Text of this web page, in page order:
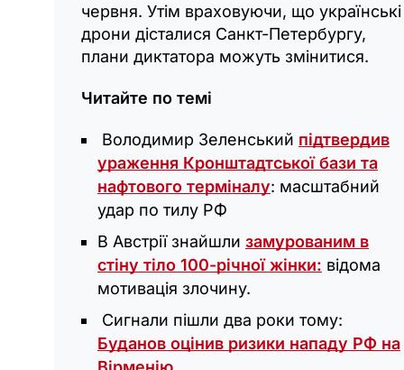
червня. Утім враховуючи, що українські
дрони дісталися Санкт-Петербургу,
плани диктатора можуть змінитися.
Читайте по темі
Володимир Зеленський підтвердив
ураження Кронштадтської бази та
нафтового терміналу: масштабний
удар по тилу РФ
В Австрії знайшли замурованим в
стіну тіло 100-річної жінки: відома
мотивація злочину.
Сигнали пішли два роки тому:
Буданов оцінив ризики нападу РФ на